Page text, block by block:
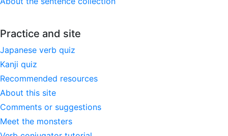
Practice and site
Japanese verb quiz
Kanji quiz
Recommended resources
About this site
Comments or suggestions
Meet the monsters